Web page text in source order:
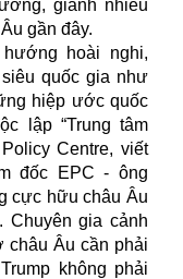
giành nhiều
gần đây.
hoài nghi,
quốc gia như
hiệp ước quốc
lập “Trung tâm
Centre, viết
đốc EPC - ông
cực hữu châu Âu
gia cảnh
châu Âu cần phải
không phải